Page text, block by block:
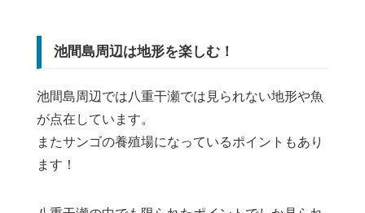
池間島周辺は地形を楽しむ！
池間島周辺では八重干瀬では見られない地形や魚
が点在しています。
またサンゴの養殖場になっているポイントもあり
ます！